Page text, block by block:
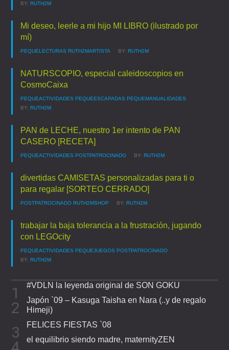
BY:RUTH2M
Mi deseo, leerle a mi hijo MI LIBRO (ilustrado por
mí)
PEQUELECTURAS RUTH2MARTISTA BY:RUTH2M
NATURSCOPIO, especial caleidoscopios en
CosmoCaixa
PEQUEACTIVIDADES PEQUEESCAPADAS PEQUEMANUALIDADES
BY:RUTH2M
PAN de LECHE, nuestro 1er intento de PAN
CASERO [RECETA]
PEQUEACTIVIDADES POSTPATROCINADO BY:RUTH2M
divertidas CAMISETAS personalizadas para ti o
para regalar [SORTEO CERRADO]
POSTPATROCINADO RUTH2MSHOP BY:RUTH2M
trabajar la baja tolerancia a la frustración, jugando
con LEGOcity
PEQUEACTIVIDADES PEQUEJUEGOS POSTPATROCINADO
BY:RUTH2M
#VDLN la leyenda original de SON GOKU
Japón `09 – Kasuga Taisha en Nara (..y de regalo
Himeji)
FELICES FIESTAS `08
el equilibrio siendo madre, maternityZEN